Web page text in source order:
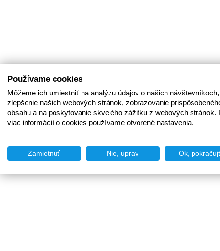
Používame cookies
Môžeme ich umiestniť na analýzu údajov o našich
zlepšenie našich webových stránok, zobrazovanie
obsahu a na poskytovanie skvelého zážitku z webových stránok.
viac informácií o cookies používame otvorené nastavenia.
Zamietnuť Nie, uprav Ok,